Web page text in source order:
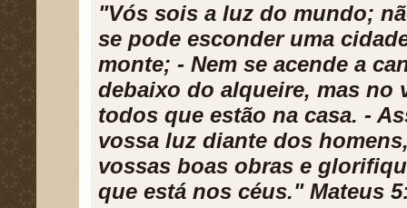
"Vós sois a luz do mundo;
se pode esconder uma
monte; - Nem se acende a
debaixo do alqueire, mas no
todos que estão na casa. -
vossa luz diante dos
vossas boas obras e
que está nos céus." Mateus